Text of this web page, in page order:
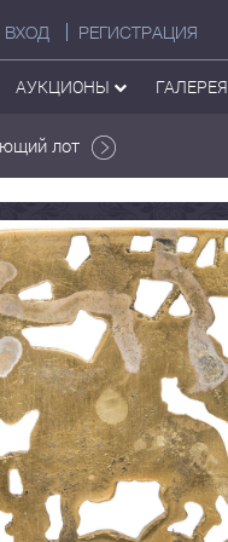
ВХОД РЕГИСТРАЦИЯ
АУКЦИОНЫ ГАЛЕРЕЯ
лот